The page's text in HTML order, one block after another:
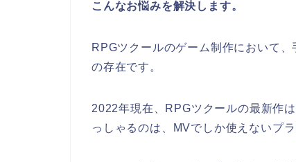
こんなお悩みを解決します。
RPGツクールのゲーム制作において
の存在です。
2022年現在、RPGツクールの最新作
っしゃるのは、MVでしか使えないプ